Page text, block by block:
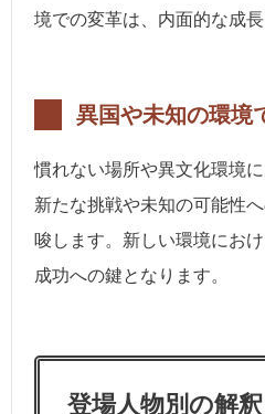
境での変革は、内面的な成長
異国や未知の環境
慣れない場所や異文化環境
新たな挑戦や未知の可能性
唆します。新しい環境にお
成功への鍵となります。
登場人物別の解釈